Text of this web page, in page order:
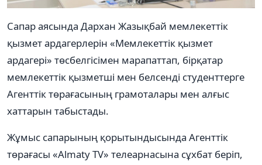
Сапар аясында Дархан Жазықбай мемлекеттік
қызмет ардагерлерін «Мемлекеттік қызмет
ардагері» төсбелгісімен марапаттап, бірқатар
мемлекеттік қызметші мен белсенді студенттерге
Агенттік төрағасының грамоталары мен алғыс
хаттарын табыстады.
Жұмыс сапарының қорытындысында Агенттік
төрағасы «Almaty TV» телеарнасына сұхбат беріп,